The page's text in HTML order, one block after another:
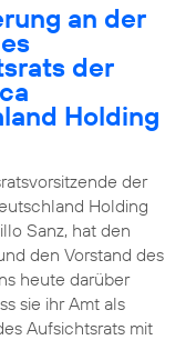
an der
der
Holding
der
Holding
Sanz, hat den
den Vorstand des
heute darüber
sie ihr Amt als
Aufsichtsrats mit